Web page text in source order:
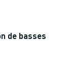
de basses